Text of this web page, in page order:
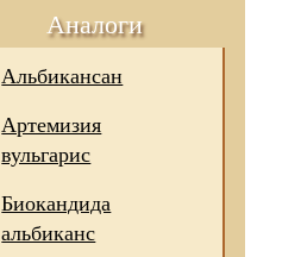
Аналоги
Альбикансан
Артемизия
вульгарис
Биокандида
альбиканс